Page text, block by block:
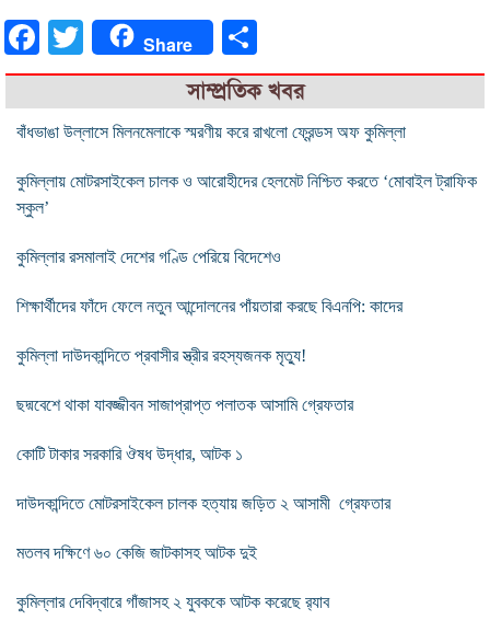
FacebookTwitter Share
সাম্প্রতিক খবর
বাঁধভাঙা উল্লাসে মিলনমেলাকে স্মরণীয় করে রাখলো ফ্রেন্ডস অফ কুমিল্লা
কুমিল্লায় মোটরসাইকেল চালক ও আরোহীদের হেলমেট নিশ্চিত করতে ‘মোবাইল ট্রাফিক
স্কুল’
কুমিল্লার রসমালাই দেশের গণ্ডি পেরিয়ে বিদেশেও
শিক্ষার্থীদের ফাঁদে ফেলে নতুন আন্দোলনের পাঁয়তারা করছে বিএনপি: কাদের
কুমিল্লা দাউদকান্দিতে প্রবাসীর স্ত্রীর রহস্যজনক মৃত্যু!
ছদ্মবেশে থাকা যাবজ্জীবন সাজাপ্রাপ্ত পলাতক আসামি গ্রেফতার
কোটি টাকার সরকারি ঔষধ উদ্ধার, আটক ১
দাউদকান্দিতে মোটরসাইকেল চালক হত্যায় জড়িত ২ আসামী গ্রেফতার
মতলব দক্ষিণে ৬০ কেজি জাটকাসহ আটক দুই
কুমিল্লার দেবিদ্বারে গাঁজাসহ ২ যুবককে আটক করেছে র‌্যাব